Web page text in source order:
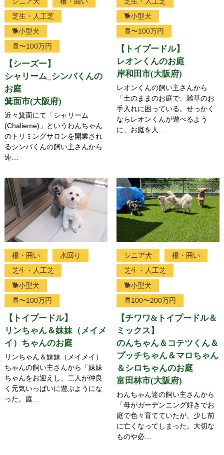
芝生・人工芝
🐕小型犬
🧾〜100万円
【シーズー】
シャリーム_シンバくんの
お庭
箕面市(大阪府)
近々箕面にて「シャリーム
(Chalieme)」というわんちゃん
のトリミングサロンを開業され
るシンバくんの飼い主さんから
連…
🐕小型犬
🧾〜100万円
【トイプードル】
レオンくんのお庭
岸和田市(大阪府)
レオンくんの飼い主さんから
「土のままのお庭で、雑草のお
手入れに困っている。せっかく
ならレオンくんが遊べるよう
に、お庭を人…
柵・囲い
水回り
芝生・人工芝
🐕小型犬
🧾〜100万円
【トイプードル】
リンちゃん＆妹妹（メイメ
イ）ちゃんのお庭
リンちゃん＆妹妹（メイメイ）
ちゃんの飼い主さんから「妹妹
ちゃんをお迎えし、二人が仲良
く元気いっぱいに遊ぶようにな
った。庭…
シニア犬
柵・囲い
芝生・人工芝
🐕小型犬
🧾100〜200万円
【チワワ&トイプードル＆
ミックス】
のんちゃん＆コテツくん＆
プッチちゃん＆マロちゃん
＆シロちゃんのお庭
富田林市(大阪府)
わんちゃん達の飼い主さんから
「母がガーデンニング好きでお
庭で色々育てていたが、少し前
に亡くなってしまった。大切な
ものや必…